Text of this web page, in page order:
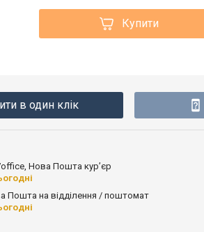
Купити
в один клік
Нова Пошта кур’єр
Пошта на відділення / поштомат